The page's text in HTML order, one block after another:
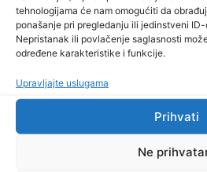
tehnologijama će nam omogućiti da
ponašanje pri pregledanju ili jedinstveni
Nepristanak ili povlačenje saglasnosti
određene karakteristike i funkcije.
Upravljajte uslugama
Prihvati
Ne